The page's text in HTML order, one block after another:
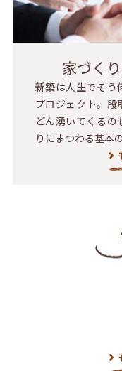
家づく
新築は人生でそう
プロジェクト。段
どん湧いてくるの
りにまつわる基本